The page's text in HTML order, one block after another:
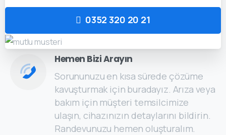
0352 320 20 21
Hemen Bizi Arayın
Sorununuzu en kısa sürede çözüme
kavuşturmak için buradayız. Arıza veya
bakım için müşteri temsilcimize
ulaşın, cihazınızın detaylarını bildirin.
Randevunuzu hemen oluşturalım.